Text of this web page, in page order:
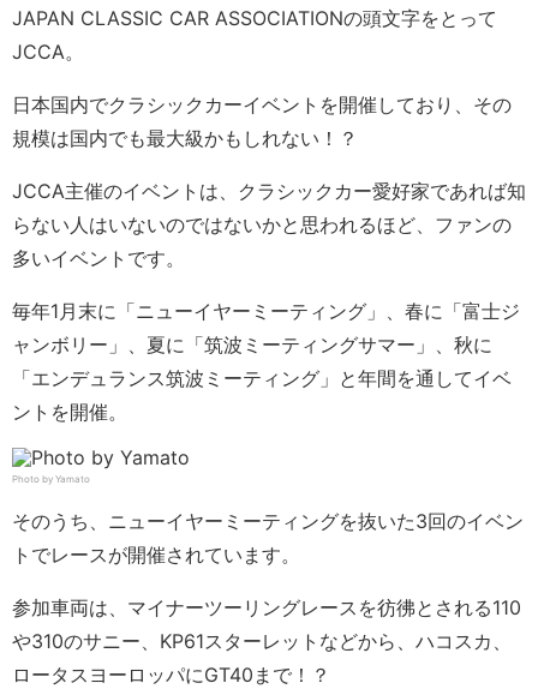
JAPAN CLASSIC CAR ASSOCIATIONの頭文字をとって
JCCA。
日本国内でクラシックカーイベントを開催しており、その
規模は国内でも最大級かもしれない！？
JCCA主催のイベントは、クラシックカー愛好家であれば知
らない人はいないのではないかと思われるほど、ファンの
多いイベントです。
毎年1月末に「ニューイヤーミーティング」、春に「富士ジ
ャンボリー」、夏に「筑波ミーティングサマー」、秋に
「エンデュランス筑波ミーティング」と年間を通してイベ
ントを開催。
Photo by Yamato
そのうち、ニューイヤーミーティングを抜いた3回のイベン
トでレースが開催されています。
参加車両は、マイナーツーリングレースを彷彿とされる110
や310のサニー、KP61スターレットなどから、ハコスカ、
ロータスヨーロッパにGT40まで！？